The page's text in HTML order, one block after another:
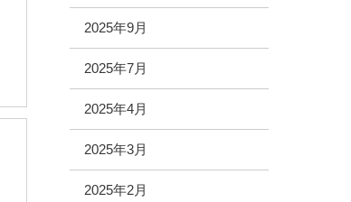
2025年9月
2025年7月
2025年4月
2025年3月
2025年2月